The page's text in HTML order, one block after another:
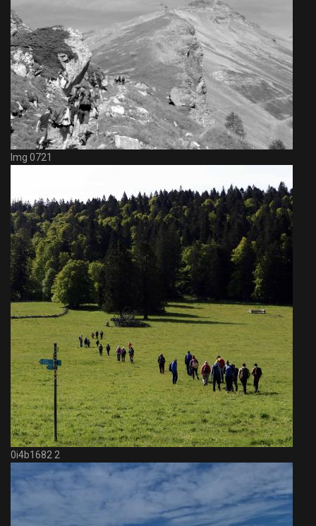
Img 0721
0i4b1682 2